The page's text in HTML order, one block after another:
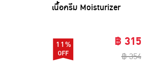
เนื้อครีม Moisturizer
(แพ็ก 6 ชิ้น)
11% ฿ 315
฿ 354